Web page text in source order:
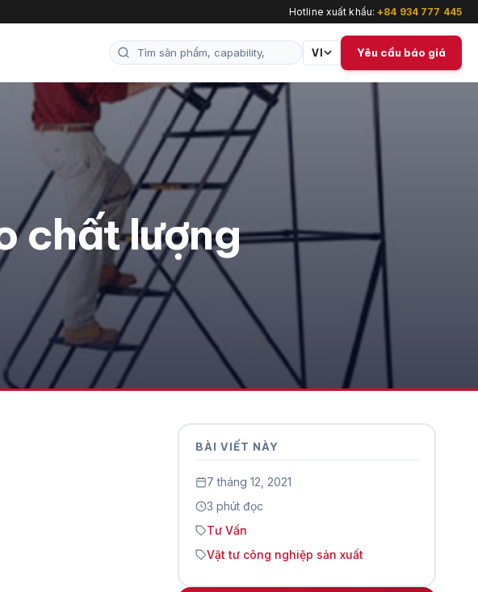
Hotline xuất khẩu:+84 934 777 445
VI Yêu cầu báo giá
chất lượng
BÀI VIẾT NÀY
7 tháng 12, 2021
3 phút đọc
Tư Vấn
Vật tư công nghiệp sản xuất